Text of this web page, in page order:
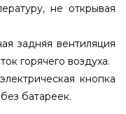
не открывая
задняя вентиляция
горячего воздуха.
кнопка
батареек.